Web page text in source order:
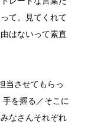
て。見てくれて
はないって素直
当させてもらっ
を握る／そこに
なさんそれぞれ